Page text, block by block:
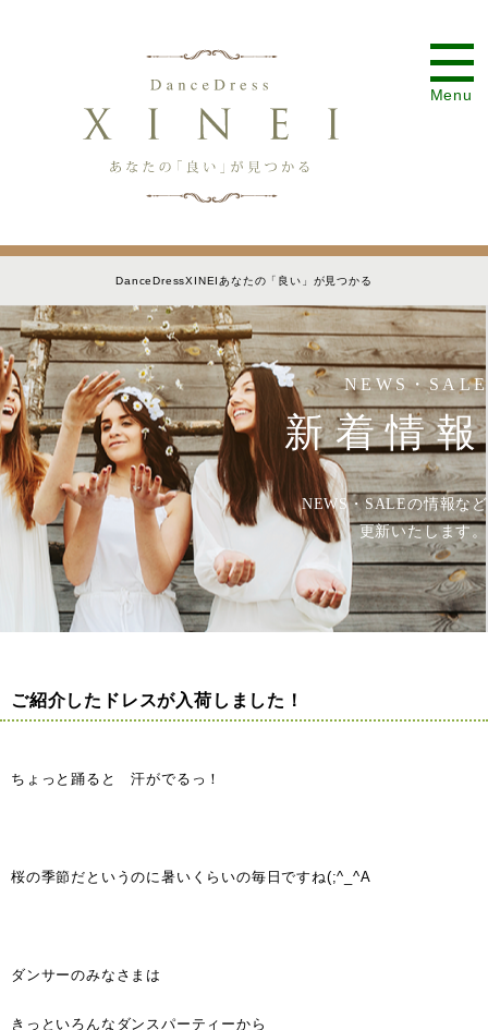
Menu
DanceDressXINEIあなたの「良い」が見つかる
NEWS・SALE
新着情報
NEWS・SALEの情報など
更新いたします。
ご紹介したドレスが入荷しました！
ちょっと踊ると 汗がでるっ！
桜の季節だというのに暑いくらいの毎日ですね(;^_^A
ダンサーのみなさまは
きっといろんなダンスパーティーから